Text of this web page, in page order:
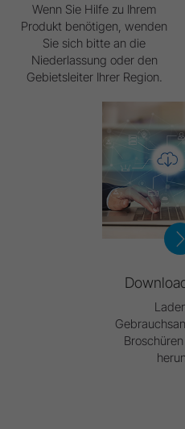
Wenn Sie Hilfe zu Ihrem
Produkt benötigen, wenden
Sie sich bitte an die
Niederlassung oder den
Gebietsleiter Ihrer Region.